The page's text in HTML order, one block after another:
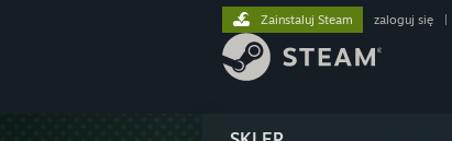
Zainstaluj Steam zaloguj się